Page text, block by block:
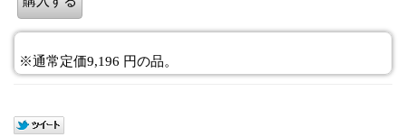
※通常定価9,196 円の品。